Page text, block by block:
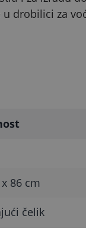
drobilici za
86 cm
čelik